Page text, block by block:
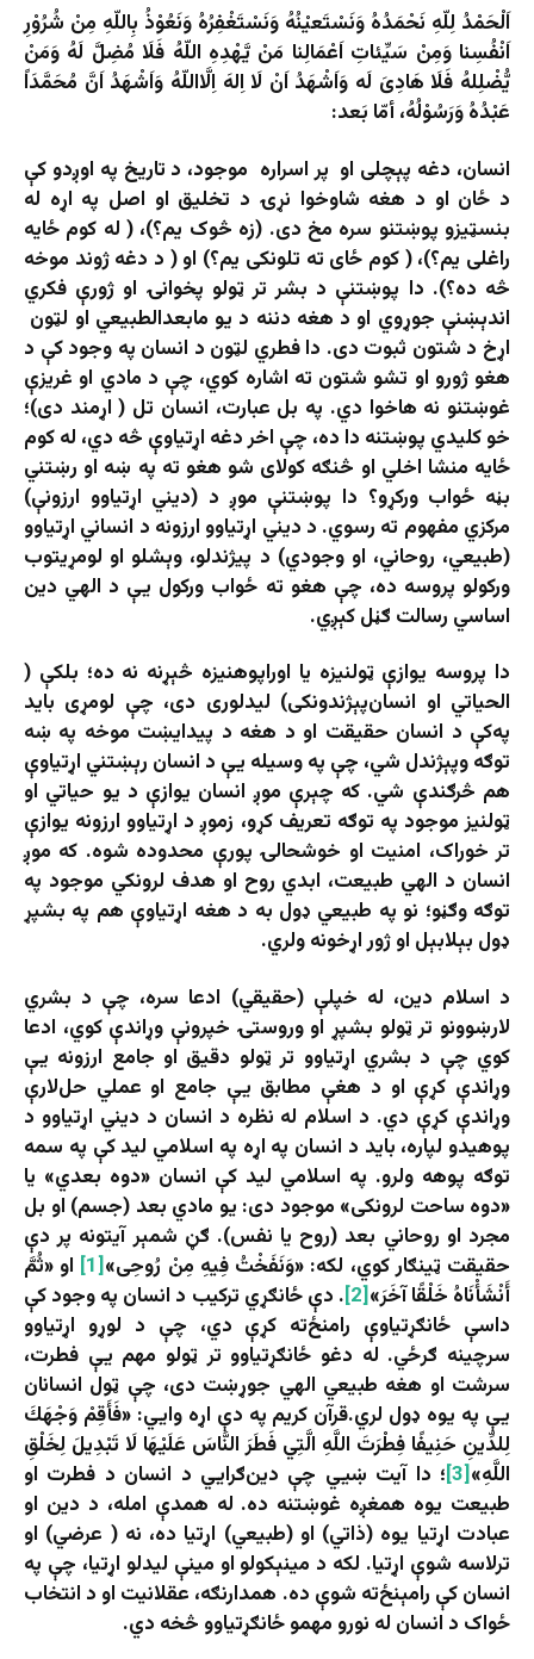
اَلْحَمْدُ لِلّهِ نَحْمَدُهُ وَنَسْتَعیْنُهُ وَنَسْتَغْفِرُهُ وَنَعُوْذُ بِاللّهِ مِنْ شُرُوْرِ
اَنْفُسِنا وَمِنْ سَیِّئاتِ اَعْمَالِنا مَنْ یَّهْدِهِ اللّهُ فَلَا مُضِلَّ لَهُ وَمَنْ
یُّضْلِلهُ فَلَا هَادِیَ لَه وَاَشْهَدُ اَنْ لَا اِلهَ اِلَّااللّهُ وَاَشْهَدُ اَنَّ مُحَمَّدَاً
عَبْدُهُ وَرَسُوْلُهُ، أمّا بَعد:
انسان، دغه پېچلی او پر اسراره موجود، د تاریخ په اوږدو کې
د ځان او د هغه شاوخوا نړۍ د تخلیق او اصل په اړه له
بنسټیزو پوښتنو سره مخ دی. (زه څوک یم؟)، ( له کوم ځایه
راغلی یم؟)، ( کوم ځای ته تلونکی یم؟) او ( د دغه ژوند موخه
څه ده؟). دا پوښتنې د بشر تر ټولو پخوانۍ او ژورې فکري
اندېښنې جوړوي او د هغه دننه د یو مابعدالطبیعي او لټون
اړخ د شتون ثبوت دی. دا فطري لټون د انسان په وجود کې د
هغو ژورو او تشو شتون ته اشاره کوي، چې د مادي او غریزې
غوښتنو نه هاخوا دي. په بل عبارت، انسان تل ( اړمند دی)؛
خو کلیدي پوښتنه دا ده، چې اخر دغه اړتیاوې څه دي، له کوم
ځایه منشا اخلي او څنګه کولای شو هغو ته په ښه او رښتني
بڼه ځواب ورکړو؟ دا پوښتنې موږ د (دیني اړتیاوو ارزونې)
مرکزي مفهوم ته رسوي. د دیني اړتیاوو ارزونه د انساني اړتیاوو
(طبیعي، روحاني، او وجودي) د پیژندلو، وېشلو او لومړیتوب
ورکولو پروسه ده، چې هغو ته ځواب ورکول یې د الهي دین
اساسي رسالت ګڼل کېږي.
دا پروسه یوازې ټولنیزه یا اوراپوهنیزه څېړنه نه ده؛ بلکې (
الحیاتي او انسان‌پېژندونکی) لیدلوری دی، چې لومړی باید
په‌کې د انسان حقیقت او د هغه د پیدایښت موخه په ښه
توګه وپېژندل شي، چې په وسیله یې د انسان رېښتني اړتیاوې
هم څرګندې شي. که چېرې موږ انسان یوازې د یو حیاتي او
ټولنیز موجود په توګه تعریف کړو، زموږ د اړتیاوو ارزونه یوازې
تر خوراک، امنیت او خوشحالۍ پورې محدوده شوه. که موږ
انسان د الهي طبیعت، ابدي روح او هدف لرونکي موجود په
توګه وګڼو؛ نو په طبیعي ډول به د هغه اړتیاوې هم په بشپړ
ډول بېلابېل او ژور اړخونه ولري.
د اسلام دین، له خپلې (حقيقي) ادعا سره، چې د بشري
لارښوونو تر ټولو بشپړ او وروستۍ خپرونې وړاندې کوي، ادعا
کوي چې د بشري اړتیاوو تر ټولو دقیق او جامع ارزونه یې
وړاندې کړې او د هغې مطابق یې جامع او عملي حل‌لارې
وړاندې کړې دي. د اسلام له نظره د انسان د دیني اړتیاوو د
پوهیدو لپاره، باید د انسان په اړه په اسلامي لید کې په سمه
توګه پوهه ولرو. په اسلامي لید کې انسان «دوه بعدي» یا
«دوه ساحت لرونکی» موجود دی: یو مادي بعد (جسم) او بل
مجرد او روحاني بعد (روح یا نفس). ګڼ شمېر آیتونه پر دې
حقیقت ټینګار کوي، لکه: «وَنَفَخْتُ فِیهِ مِنْ رُوحِی»[1]
او «ثُمَّ
أَنْشَأْنَاهُ خَلْقًا آخَرَ»[2]
. دې ځانګړي ترکیب د انسان په وجود کې
داسې ځانګړتیاوې رامنځ‌ته کړې دي، چې د لوړو اړتیاوو
سرچینه ګرځي. له دغو ځانګړتیاوو تر ټولو مهم یې فطرت،
سرشت او هغه طبیعي الهي جوړښت دی، چې ټول انسانان
یې په یوه ډول لري.قرآن کریم په دې اړه وایي: «فَأَقِمْ وَجْهَكَ
لِلدِّينِ حَنِيفًا فِطْرَتَ اللَّهِ الَّتِي فَطَرَ النَّاسَ عَلَيْهَا لَا تَبْدِيلَ لِخَلْقِ
اللَّهِ»[3]
؛ دا آیت ښيي چې دین‌ګرایي د انسان د فطرت او
طبیعت یوه همغږه غوښتنه ده. له همدې امله، د دین او
عبادت اړتیا یوه (ذاتي) او (طبیعي) اړتیا ده، نه ( عرضي) او
ترلاسه شوې اړتیا. لکه د مینېکولو او مینې لیدلو اړتیا، چې په
انسان کې رامېنځ‌ته شوې ده. همدارنګه، عقلانیت او د انتخاب
ځواک د انسان له نورو مهمو ځانګړتیاوو څخه دي.